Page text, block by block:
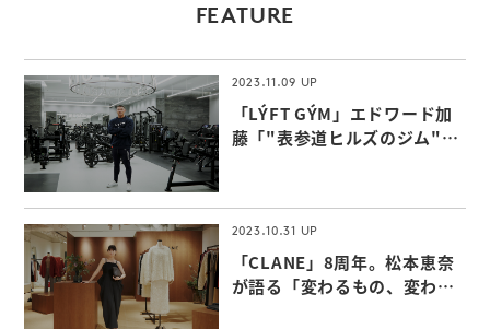
FEATURE
2023.11.09
「LÝFT GÝM」エドワード加
藤「"表参道ヒルズのジム"な
2023.10.31
「CLANE」8周年。松本恵奈
が語る「変わるもの、変わら